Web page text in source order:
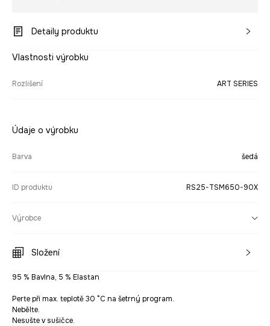
Detaily produktu
Vlastnosti výrobku
Rozlišení ART SERIES
Údaje o výrobku
Barva šedá
ID produktu RS25-TSM650-90X
Výrobce
Složení
95 % Bavlna, 5 % Elastan
Perte při max. teplotě 30 °C na šetrný program.
Nebělte.
Nesušte v sušičce.